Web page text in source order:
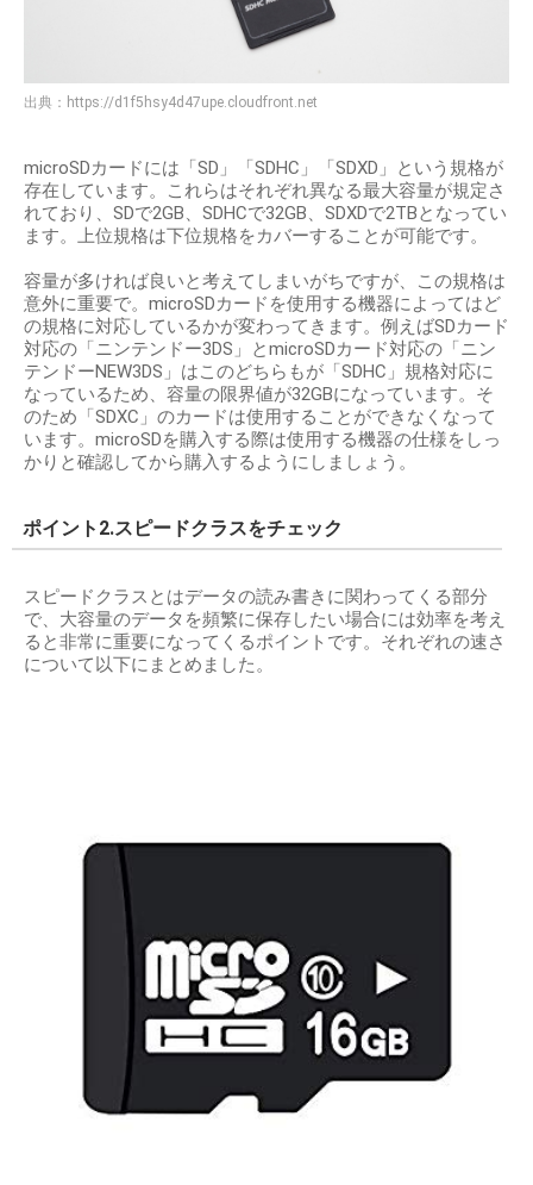
出典： https://d1f5hsy4d47upe.cloudfront.net
microSDカードには「SD」「SDHC」「SDXD」という規格が
存在しています。これらはそれぞれ異なる最大容量が規定さ
れており、SDで2GB、SDHCで32GB、SDXDで2TBとなってい
ます。上位規格は下位規格をカバーすることが可能です。
容量が多ければ良いと考えてしまいがちですが、この規格は
意外に重要で。microSDカードを使用する機器によってはど
の規格に対応しているかが変わってきます。例えばSDカード
対応の「ニンテンドー3DS」とmicroSDカード対応の「ニン
テンドーNEW3DS」はこのどちらもが「SDHC」規格対応に
なっているため、容量の限界値が32GBになっています。そ
のため「SDXC」のカードは使用することができなくなって
います。microSDを購入する際は使用する機器の仕様をしっ
かりと確認してから購入するようにしましょう。
ポイント2.スピードクラスをチェック
スピードクラスとはデータの読み書きに関わってくる部分
で、大容量のデータを頻繁に保存したい場合には効率を考え
ると非常に重要になってくるポイントです。それぞれの速さ
について以下にまとめました。